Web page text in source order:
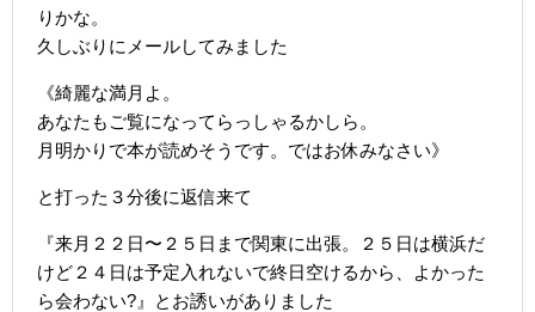
りかな。
久しぶりにメールしてみました
《綺麗な満月よ。
あなたもご覧になってらっしゃるかしら。
月明かりで本が読めそうです。ではお休みなさい》
と打った３分後に返信来て
『来月２２日〜２５日まで関東に出張。２５日は横浜だ
けど２４日は予定入れないで終日空けるから、よかった
ら会わない?』とお誘いがありました